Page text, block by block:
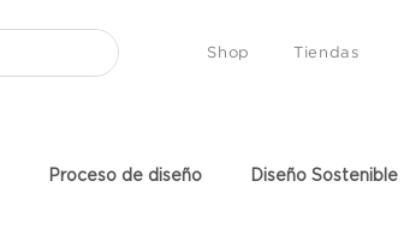
Shop Tiendas
Proceso de diseño Diseño Sostenible